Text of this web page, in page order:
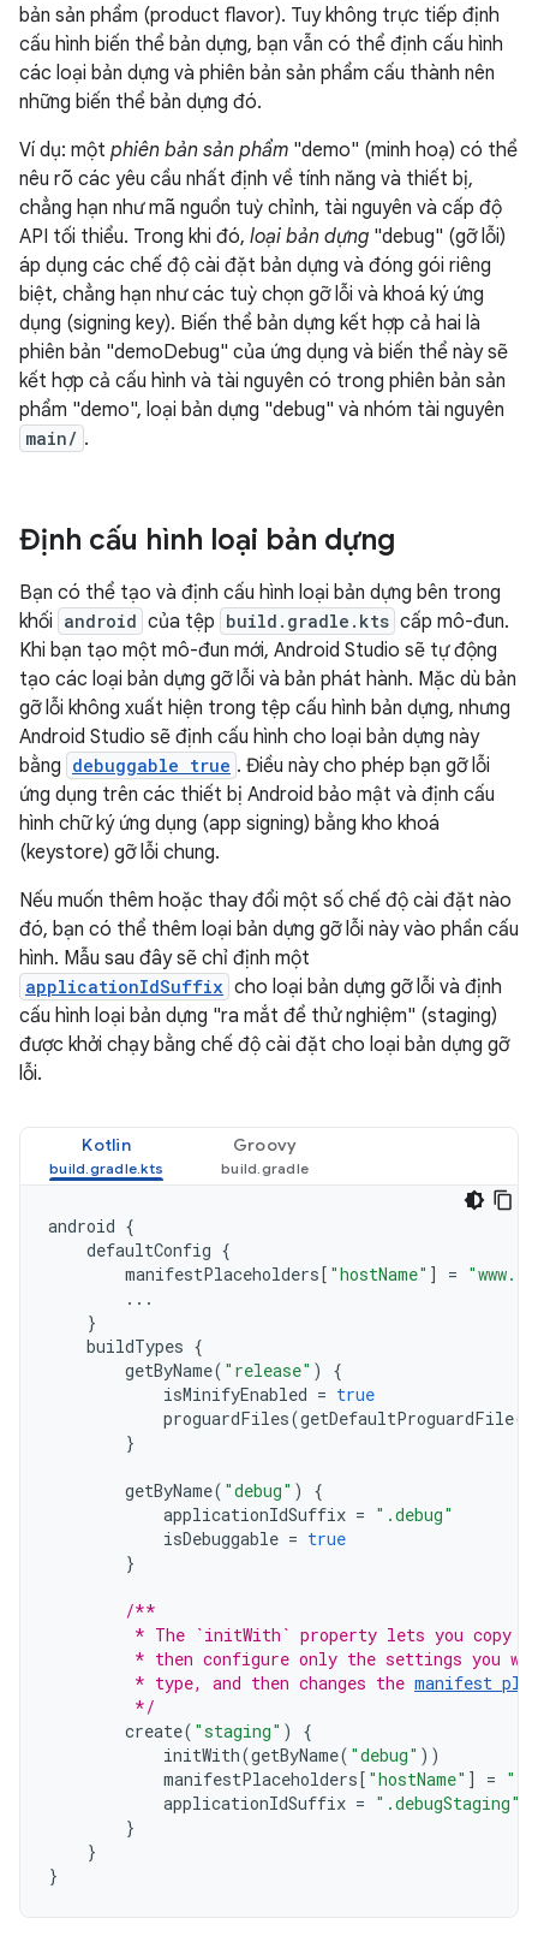
bản sản phẩm (product flavor). Tuy không trực tiếp định
cấu hình biến thể bản dựng, bạn vẫn có thể định cấu hình
các loại bản dựng và phiên bản sản phẩm cấu thành nên
những biến thể bản dựng đó.
Ví dụ: một phiên bản sản phẩm "demo" (minh hoạ) có thể
nêu rõ các yêu cầu nhất định về tính năng và thiết bị,
chẳng hạn như mã nguồn tuỳ chỉnh, tài nguyên và cấp độ
API tối thiểu. Trong khi đó, loại bản dựng "debug" (gỡ lỗi)
áp dụng các chế độ cài đặt bản dựng và đóng gói riêng
biệt, chẳng hạn như các tuỳ chọn gỡ lỗi và khoá ký ứng
dụng (signing key). Biến thể bản dựng kết hợp cả hai là
phiên bản "demoDebug" của ứng dụng và biến thể này sẽ
kết hợp cả cấu hình và tài nguyên có trong phiên bản sản
phẩm "demo", loại bản dựng "debug" và nhóm tài nguyên
main/ .
Định cấu hình loại bản dựng
Bạn có thể tạo và định cấu hình loại bản dựng bên trong
khối android của tệp build.gradle.kts cấp mô-đun.
Khi bạn tạo một mô-đun mới, Android Studio sẽ tự động
tạo các loại bản dựng gỡ lỗi và bản phát hành. Mặc dù bản
gỡ lỗi không xuất hiện trong tệp cấu hình bản dựng, nhưng
Android Studio sẽ định cấu hình cho loại bản dựng này
bằng debuggable true . Điều này cho phép bạn gỡ lỗi
ứng dụng trên các thiết bị Android bảo mật và định cấu
hình chữ ký ứng dụng (app signing) bằng kho khoá
(keystore) gỡ lỗi chung.
Nếu muốn thêm hoặc thay đổi một số chế độ cài đặt nào
đó, bạn có thể thêm loại bản dựng gỡ lỗi này vào phần cấu
hình. Mẫu sau đây sẽ chỉ định một
applicationIdSuffix cho loại bản dựng gỡ lỗi và định
cấu hình loại bản dựng "ra mắt để thử nghiệm" (staging)
được khởi chạy bằng chế độ cài đặt cho loại bản dựng gỡ
lỗi.
Kotlin Groovy
android {
defaultConfig {
manifestPlaceholders[ "hostName" ] =
...
}
buildTypes {
getByName( "release" )
{
isMinifyEnabled = true
proguardFiles(getDefaultProguardFile(
}
getByName( "debug" )
{
applicationIdSuffix = ".debug"
isDebuggable = true
}
/**
* The `initWith` property lets you copy
* then configure only the settings you
         * type, and then changes the
manifest
         */
create( "staging" )
{
initWith(getByName( "debug" ))
manifestPlaceholders[ "hostName" ] =
applicationIdSuffix = ".debugStaging"
}
}
}